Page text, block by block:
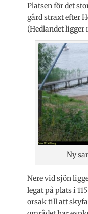
Platsen för det
gård straxt efter
(Hedlandet ligger
Ny
Nere vid sjön
legat på plats i
orsak till att